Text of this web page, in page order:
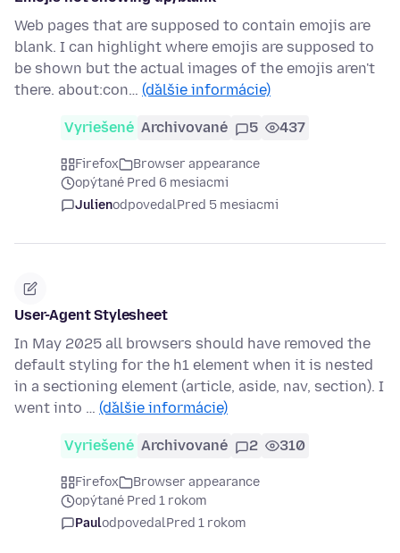
Web pages that are supposed to contain emojis are
blank. I can highlight where emojis are supposed to
be shown but the actual images of the emojis aren't
there. about:con… (ďalšie informácie)
Vyriešené Archivované 5 437
Firefox
Browser appearance
opýtané Pred 6 mesiacmi
JulienodpovedalPred 5 mesiacmi
User-Agent Stylesheet
In May 2025 all browsers should have removed the
default styling for the h1 element when it is nested
in a sectioning element (article, aside, nav, section). I
went into … (ďalšie informácie)
Vyriešené Archivované 2 310
Firefox
Browser appearance
opýtané Pred 1 rokom
PaulodpovedalPred 1 rokom